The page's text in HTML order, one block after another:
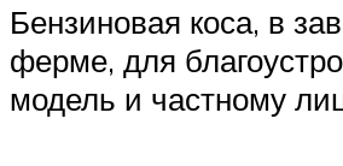
Бензиновая коса, в
ферме, для
модель и частному